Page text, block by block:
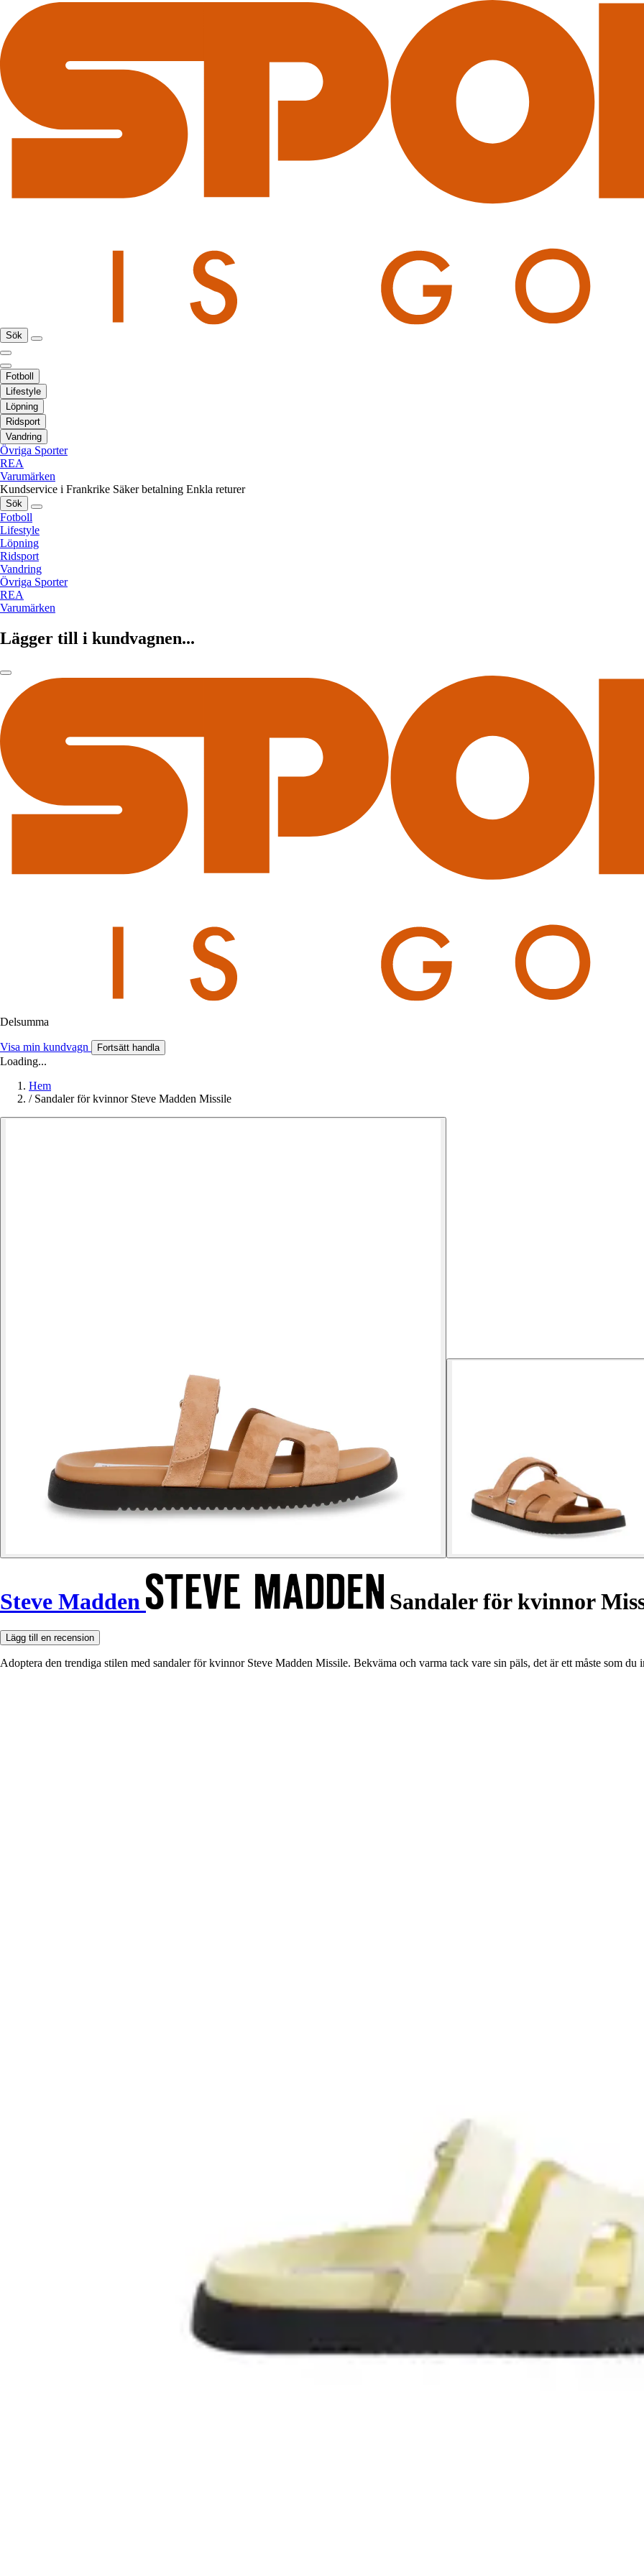
Sök
Fotboll
Lifestyle
Löpning
Ridsport
Vandring
Övriga Sporter
REA
Varumärken
Kundservice i Frankrike Säker betalning Enkla returer
Sök
Fotboll
Lifestyle
Löpning
Ridsport
Vandring
Övriga Sporter
REA
Varumärken
Lägger till i kundvagnen...
Delsumma
Visa min kundvagn Fortsätt handla
Loading...
Hem
/ Sandaler för kvinnor Steve Madden Missile
Steve Madden Sandaler för kvinnor
Lägg till en recension
Adoptera den trendiga stilen med sandaler för kvinnor Steve Madden Missile. Bekväma och varma tack vare sin päls, det är ett måste som du